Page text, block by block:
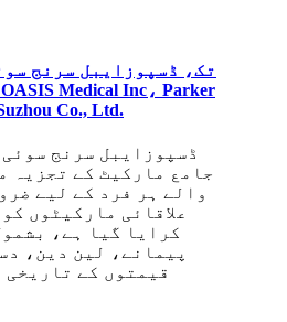
Co., Ltd.
ڈسپوزایبل سرنج
جامع مارکیٹ کے تجزیہ
والے ہر فرد کے لیے
علاقائی مارکیٹوں
کرایا گیا ہے،
پیمانے، لین دین،
قیمتوں کے